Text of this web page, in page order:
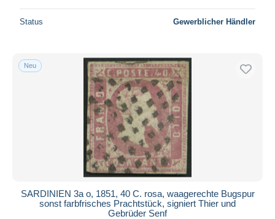
Status Gewerblicher Händler
Neu
SARDINIEN 3a o, 1851, 40 C. rosa, waagerechte Bugspur
sonst farbfrisches Prachtstück, signiert Thier und
Gebrüder Senf